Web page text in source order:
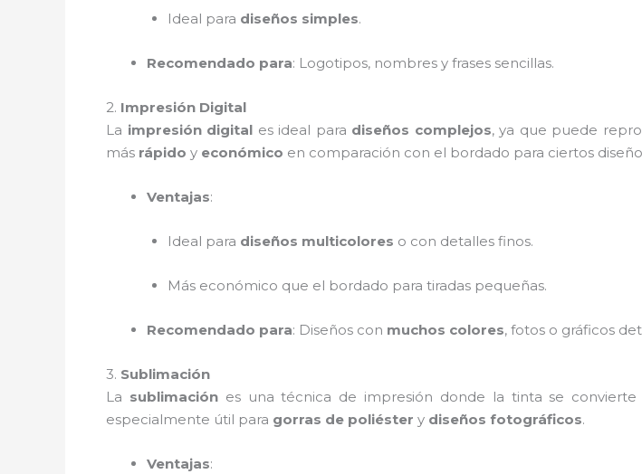
Ideal para diseños simples.
Recomendado para: Logotipos, nombres y frases sencillas.
2. Impresión Digital
La impresión digital es ideal para diseños complejos, ya que puede
más rápido y económico en comparación con el bordado para ciertos
Ventajas:
Ideal para diseños multicolores o con detalles finos.
Más económico que el bordado para tiradas pequeñas.
Recomendado para: Diseños con muchos colores, fotos o gráficos
3. Sublimación
La sublimaciónes una técnica de impresión donde la tinta se
especialmente útil para gorras de poliéster y diseños fotográficos.
Ventajas: